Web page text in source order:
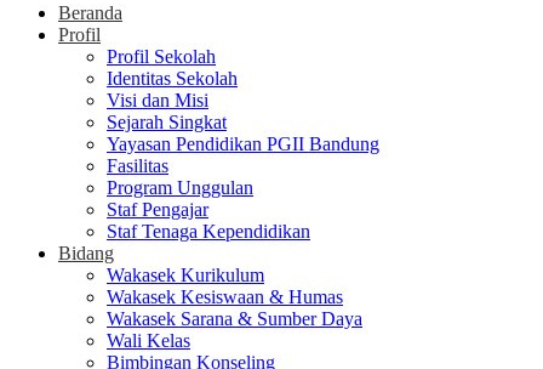
Beranda
Profil
Profil Sekolah
Identitas Sekolah
Visi dan Misi
Sejarah Singkat
Yayasan Pendidikan PGII Bandung
Fasilitas
Program Unggulan
Staf Pengajar
Staf Tenaga Kependidikan
Bidang
Wakasek Kurikulum
Wakasek Kesiswaan & Humas
Wakasek Sarana & Sumber Daya
Wali Kelas
Bimbingan Konseling